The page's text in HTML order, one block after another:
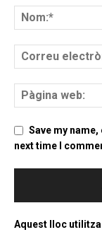
Save my
next time I
Aquest lloc